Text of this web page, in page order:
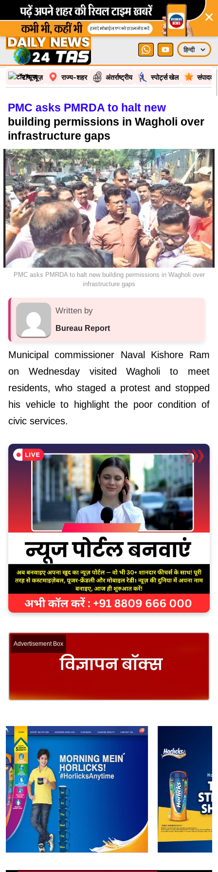
×
टॉप न्यूज़ राज्य-शहर अंतर्राष्ट्रीय स्पोर्ट्स खेल
PMC asks PMRDA to halt new
building permissions in Wagholi over
infrastructure gaps
PMC asks PMRDA to halt new building permissions in Wagholi over
infrastructure gaps
Written by
Bureau Report
Municipal commissioner Naval Kishore Ram
on Wednesday visited Wagholi to meet
residents, who staged a protest and stopped
his vehicle to highlight the poor condition of
civic services.
Advertisement Box